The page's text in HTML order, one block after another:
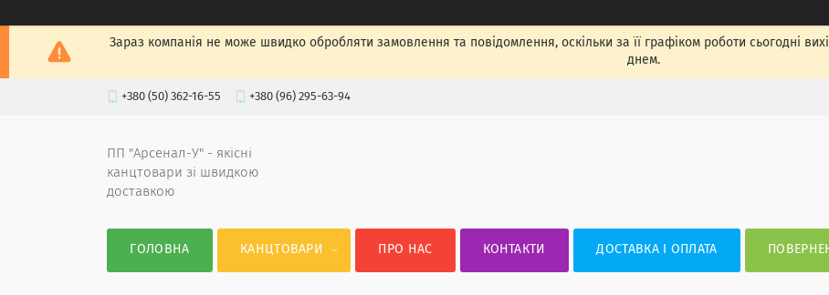
Зараз компанія не може швидко обробляти замовлення та повідомлення, оскільки за її графіком роботи сьогодні
днем.
+380 (50) 362-16-55 +380 (96) 295-63-94
ПП "Арсенал-У" - якісні
канцтовари зі швидкою
доставкою
ГОЛОВНА КАНЦТОВАРИ ПРО НАС КОНТАКТИ ДОСТАВКА І ОПЛАТА